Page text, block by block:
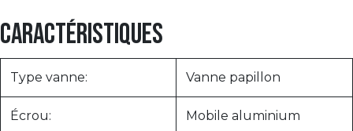
Caractéristiques
Type vanne: Vanne papillon
Écrou: Mobile aluminium